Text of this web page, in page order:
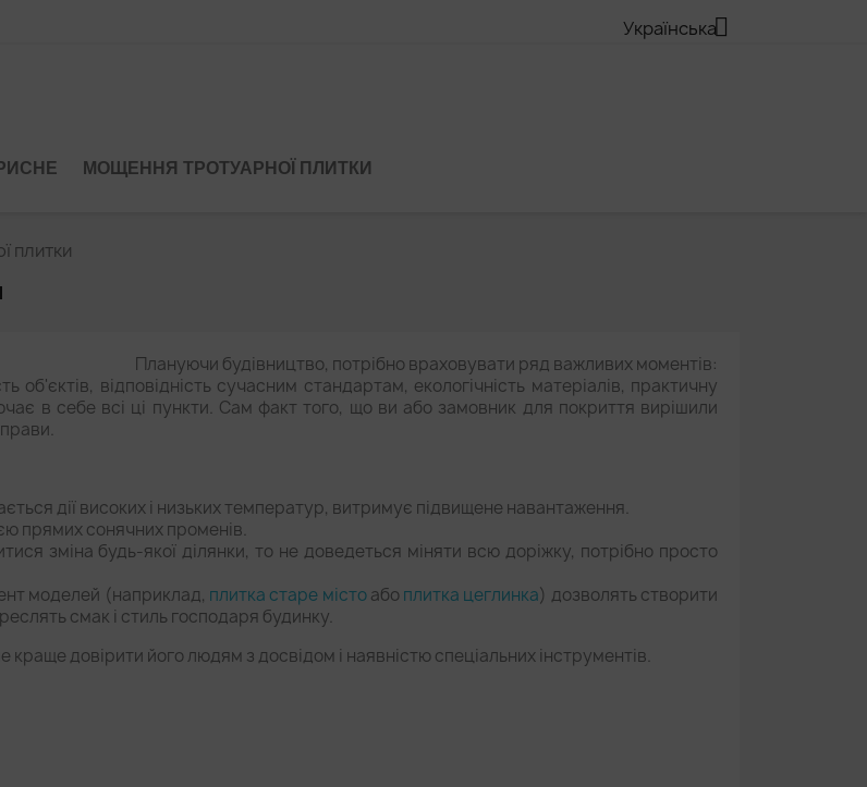
Українська
МОЩЕННЯ ТРОТУАРНОЇ ПЛИТКИ
плитки
Плануючи будівництво, потрібно враховувати ряд важливих моментів:
об'єктів, відповідність сучасним стандартам, екологічність матеріалів, практичну
в себе всі ці пункти. Сам факт того, що ви або замовник для покриття вирішили
дії високих і низьких температур, витримує підвищене навантаження.
прямих сонячних променів.
зміна будь-якої ділянки, то не доведеться міняти всю доріжку, потрібно просто
моделей (наприклад, плитка старе містоабоплитка цеглинка) дозволять створити
смак і стиль господаря будинку.
довірити його людям з досвідом і наявністю спеціальних інструментів.